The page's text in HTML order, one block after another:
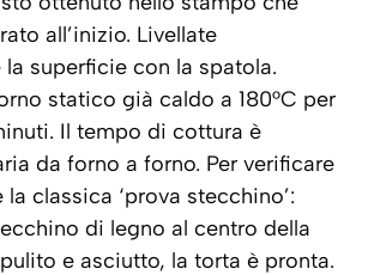
all’inizio. Livellate
superficie con la spatola.
statico già caldo a 180°C per
Il tempo di cottura è
da forno a forno. Per verificare
classica ‘prova stecchino’:
di legno al centro della
e asciutto, la torta è pronta.